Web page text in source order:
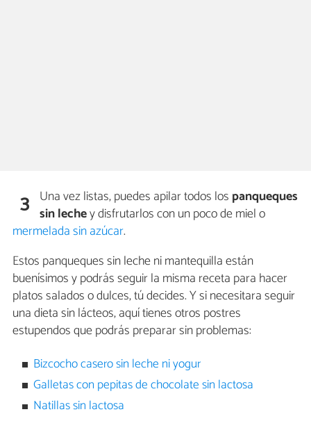
3 Una vez listas, puedes apilar todos los panqueques
sin lechey disfrutarlos con un poco de miel o
mermelada sin azúcar.
Estos panqueques sin leche ni mantequilla están
buenísimos y podrás seguir la misma receta para hacer
platos salados o dulces, tú decides. Y si necesitara seguir
una dieta sin lácteos, aquí tienes otros postres
estupendos que podrás preparar sin problemas:
Bizcocho casero sin leche ni yogur
Galletas con pepitas de chocolate sin lactosa
Natillas sin lactosa